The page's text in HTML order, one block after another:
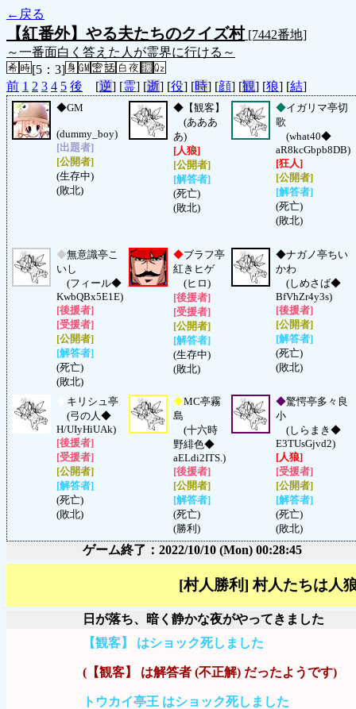
←戻る
【紅番外】やる夫たちのクイズ村[7442番地]
～一番面白く答えた人が霊界に行ける～
[5：3]
前 1 2 3 4 5 後 [逆] [霊] [逝] [役] [時] [顔] [観] [狼] [結]
◆GM
(dummy_boy)
[出題者]
[公開者]
(生存中)
(敗北)
◆ 【観客】
(あああ
あ)
[人狼]
[公開者]
[解答者]
(死亡)
(敗北)
◆イガリマ亭切
歌
(what40◆
aR8kcGbpb8DB)
[狂人]
[公開者]
[解答者]
(死亡)
(敗北)
◆無意識亭こ
いし
(フィール◆
KwbQBx5E1E)
[後援者]
[受援者]
[公開者]
[解答者]
(死亡)
(敗北)
◆ブラフ亭
紅きヒゲ
(ヒロ)
[後援者]
[受援者]
[公開者]
[解答者]
(生存中)
(敗北)
◆ナガノ亭ちい
かわ
(しめさば◆
BfVhZr4y3s)
[後援者]
[公開者]
[解答者]
(死亡)
(敗北)
キリシュ亭
(弓の人◆
H/UIyHiUAk)
[後援者]
[受援者]
[公開者]
[解答者]
(死亡)
(敗北)
◆MC亭霧
島
(十六時
野緋色◆
aELdi2ITS.)
[後援者]
[公開者]
[解答者]
(死亡)
(勝利)
◆驚愕亭多々良
小
(しらまき◆
E3TUsGjvd2)
[人狼]
[受援者]
[公開者]
[解答者]
(死亡)
(敗北)
ゲーム終了：2022/10/10 (Mon) 00:28:45
[村人勝利] 村人たちは人
日が落ち、暗く静かな夜がやってきました
【観客】 はショック死しました
(【観客】 は解答者 (不正解) だったようです)
トウカイ亭王 はショック死しました